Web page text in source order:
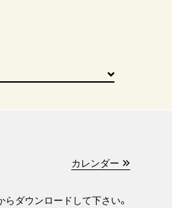
カレンダー
らダウンロードして下さい。